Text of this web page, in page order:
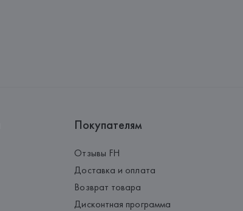
Покупателям
Отзывы FH
Доставка и оплата
Возврат товара
Дисконтная программа